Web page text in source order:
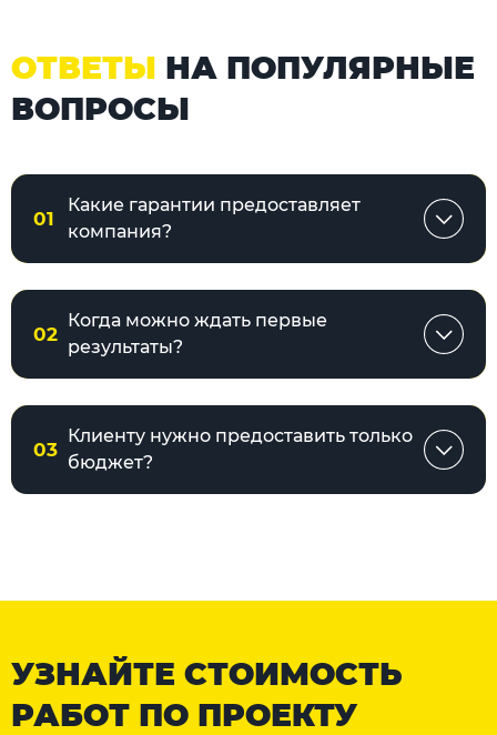
ОТВЕТЫ НА ПОПУЛЯРНЫЕ
ВОПРОСЫ
01
Какие гарантии предоставляет
компания?
02
Когда можно ждать первые
результаты?
03
Клиенту нужно предоставить только
бюджет?
УЗНАЙТЕ СТОИМОСТЬ
РАБОТ ПО ПРОЕКТУ